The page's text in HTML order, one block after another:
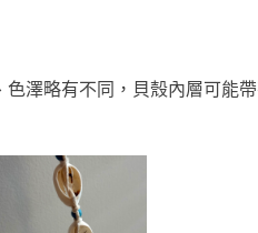
澤略有不同，貝殼內層可能